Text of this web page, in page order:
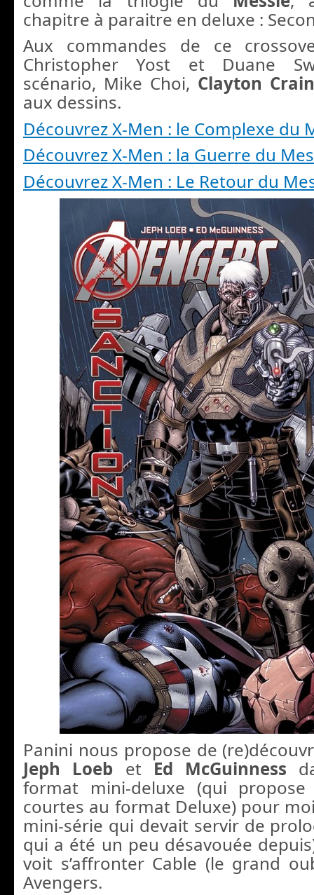
chapitre à paraitre en deluxe :
Aux commandes de ce
Christopher Yost et Duane
scénario, Mike Choi, Clayton
aux dessins.
Découvrez X-Men : le Complexe du
Découvrez X-Men : la Guerre du
Découvrez X-Men : Le Retour du
Panini nous propose de
Jeph Loeb et Ed McGuinness
format mini-deluxe (qui propose
courtes au format Deluxe) pour
mini-série qui devait servir de
qui a été un peu désavouée
voit s’affronter Cable (le grand
Avengers.